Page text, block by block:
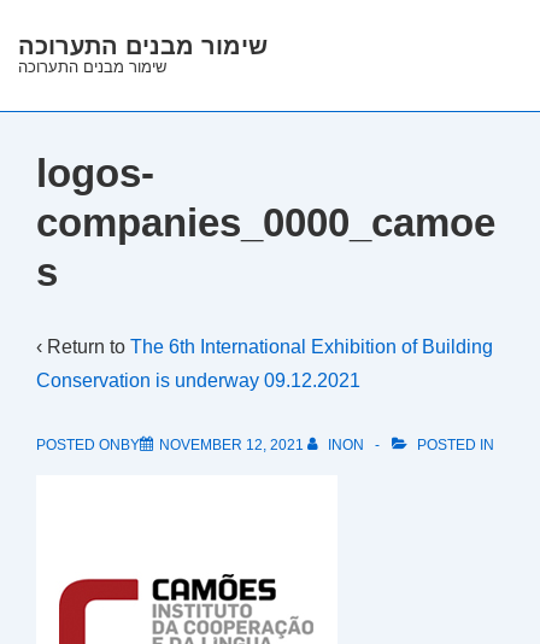
Skip
Main
שימור מבנים התערוכה
שימור מבנים התערוכה
logos-
companies_0000_camoe
s
‹ Return to The 6th International Exhibition of Building
Conservation is underway 09.12.2021
POSTED ONBY NOVEMBER 12, 2021 INON POSTED IN